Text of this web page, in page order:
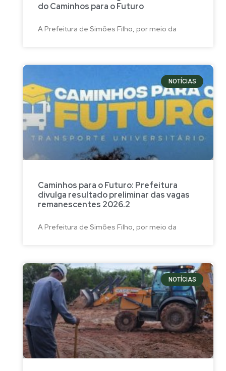
do Caminhos para o Futuro
A Prefeitura de Simões Filho, por meio da
NOTÍCIAS
Caminhos para o Futuro: Prefeitura
divulga resultado preliminar das vagas
remanescentes 2026.2
A Prefeitura de Simões Filho, por meio da
NOTÍCIAS